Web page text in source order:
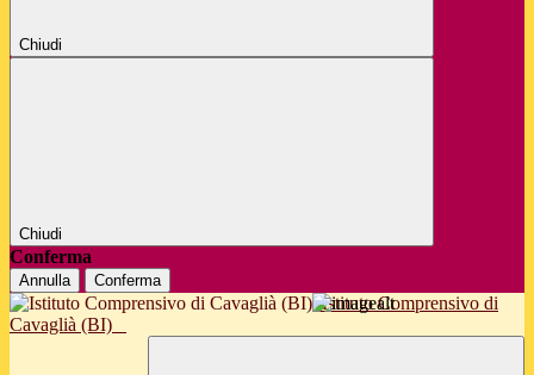
Chiudi
Chiudi
Conferma
Annulla Conferma
Istituto Comprensivo di
Cavaglià (BI)